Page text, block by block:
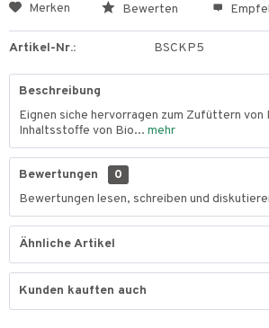
Merken Bewerten
Artikel-Nr.: BSCKP5
Beschreibung
Eignen siche hervorragen zum Zufüttern von
Inhaltsstoffe von Bio... mehr
Bewertungen
0
Bewertungen lesen, schreiben und
Ähnliche Artikel
Kunden kauften auch